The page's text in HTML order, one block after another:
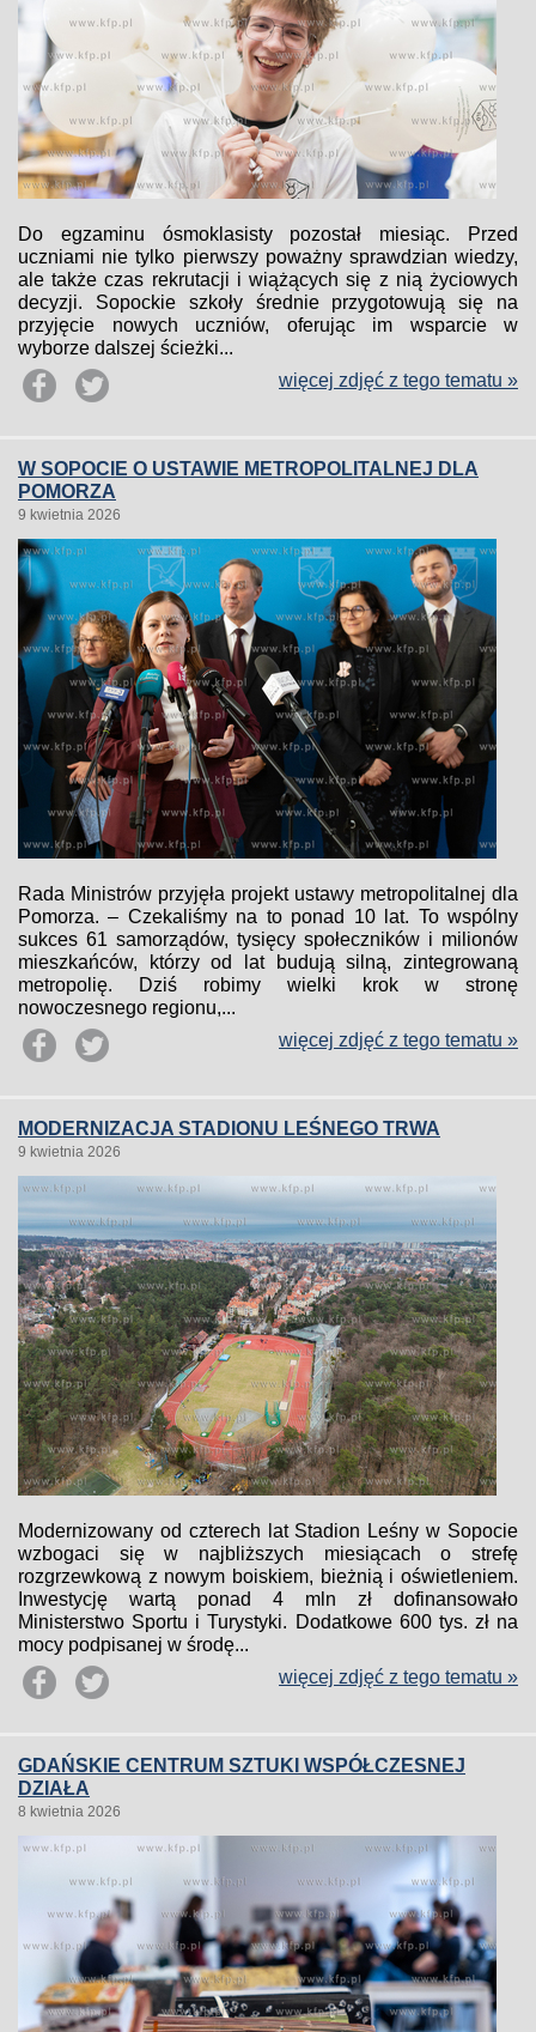
Do egzaminu ósmoklasisty pozostał miesiąc. Przed
uczniami nie tylko pierwszy poważny sprawdzian wiedzy,
ale także czas rekrutacji i wiążących się z nią życiowych
decyzji. Sopockie szkoły średnie przygotowują się na
przyjęcie nowych uczniów, oferując im wsparcie w
wyborze dalszej ścieżki...
więcej zdjęć z tego tematu »
W SOPOCIE O USTAWIE METROPOLITALNEJ DLA
POMORZA
9 kwietnia 2026
Rada Ministrów przyjęła projekt ustawy metropolitalnej dla
Pomorza. – Czekaliśmy na to ponad 10 lat. To wspólny
sukces 61 samorządów, tysięcy społeczników i milionów
mieszkańców, którzy od lat budują silną, zintegrowaną
metropolię. Dziś robimy wielki krok w stronę
nowoczesnego regionu,...
więcej zdjęć z tego tematu »
MODERNIZACJA STADIONU LEŚNEGO TRWA
9 kwietnia 2026
Modernizowany od czterech lat Stadion Leśny w Sopocie
wzbogaci się w najbliższych miesiącach o strefę
rozgrzewkową z nowym boiskiem, bieżnią i oświetleniem.
Inwestycję wartą ponad 4 mln zł dofinansowało
Ministerstwo Sportu i Turystyki. Dodatkowe 600 tys. zł na
mocy podpisanej w środę...
więcej zdjęć z tego tematu »
GDAŃSKIE CENTRUM SZTUKI WSPÓŁCZESNEJ
DZIAŁA
8 kwietnia 2026